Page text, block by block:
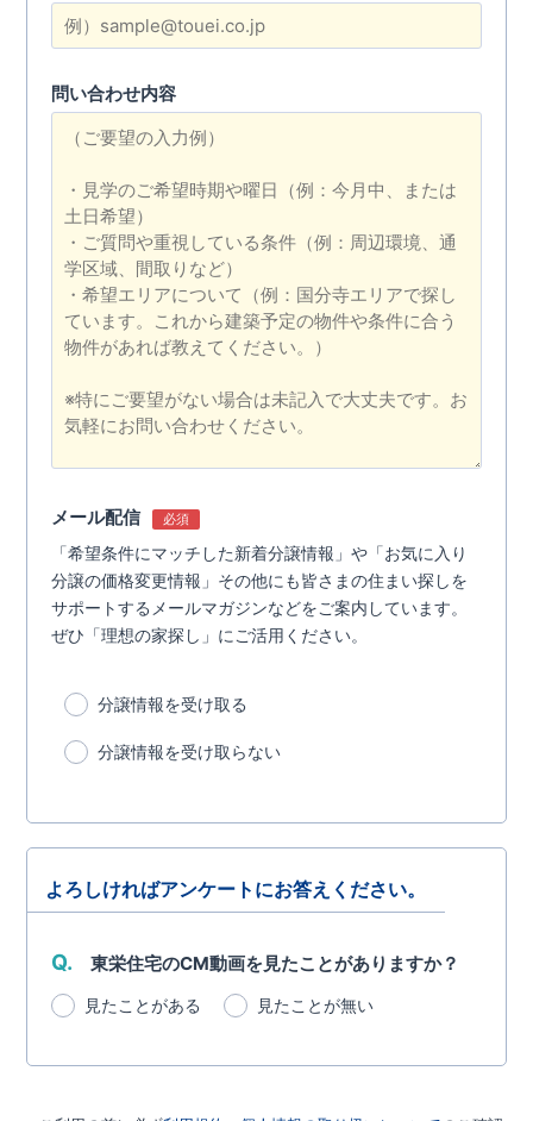
問い合わせ内容
メール配信 必須
「希望条件にマッチした新着分譲情報」や「お気に入り
分譲の価格変更情報」その他にも皆さまの住まい探しを
サポートするメールマガジンなどをご案内しています。
ぜひ「理想の家探し」にご活用ください。
分譲情報を受け取る
分譲情報を受け取らない
よろしければアンケートにお答えください。
Q. 東栄住宅のCM動画を見たことがありますか？
見たことがある 見たことが無い